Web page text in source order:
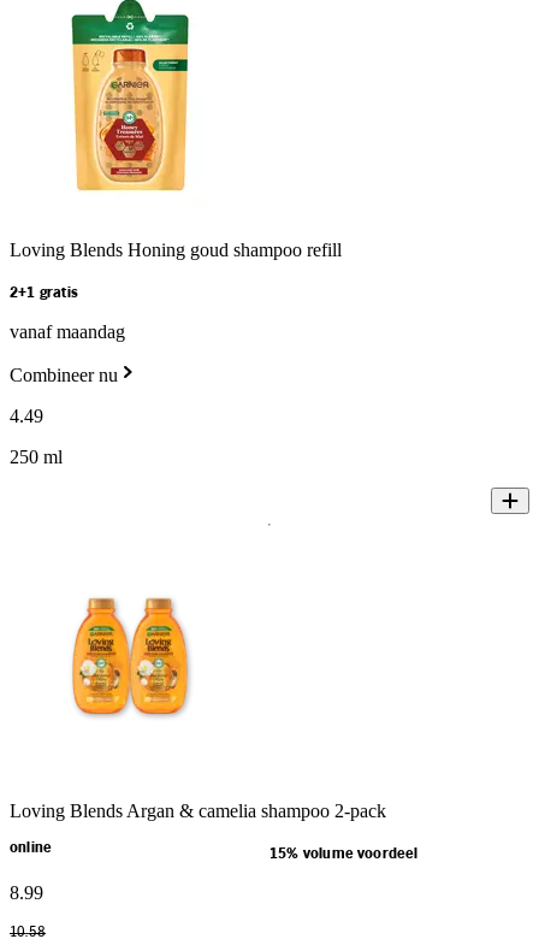
Loving Blends Honing goud shampoo refill
2+1 gratis
vanaf maandag
Combineer nu
4.49
250 ml
Loving Blends Argan & camelia shampoo 2-pack
online 15% volume voordeel
8.99
10.58